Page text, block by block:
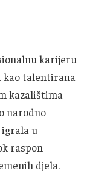
karijeru
kao talentirana
kazalištima
narodno
igrala u
raspon
djela.